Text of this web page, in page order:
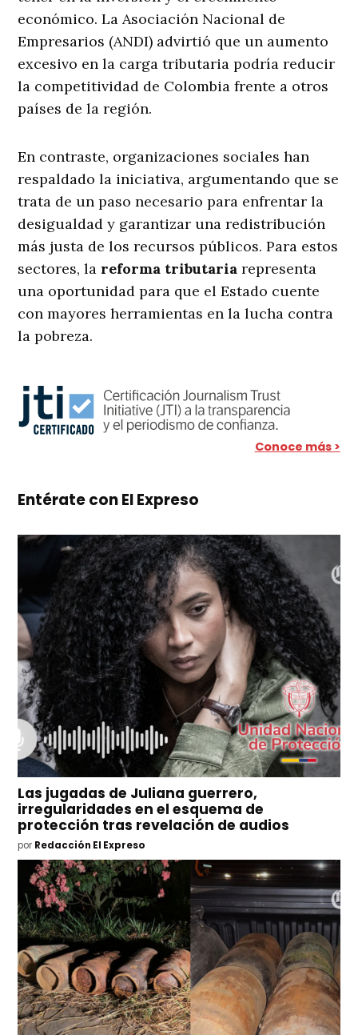
económico. La Asociación Nacional de
Empresarios (ANDI) advirtió que un aumento
excesivo en la carga tributaria podría reducir
la competitividad de Colombia frente a otros
países de la región.
En contraste, organizaciones sociales han
respaldado la iniciativa, argumentando que se
trata de un paso necesario para enfrentar la
desigualdad y garantizar una redistribución
más justa de los recursos públicos. Para estos
sectores, la reforma tributaria representa
una oportunidad para que el Estado cuente
con mayores herramientas en la lucha contra
la pobreza.
Conoce más >
Entérate con El Expreso
Las jugadas de Juliana guerrero,
irregularidades en el esquema de
protección tras revelación de audios
por Redacción El Expreso